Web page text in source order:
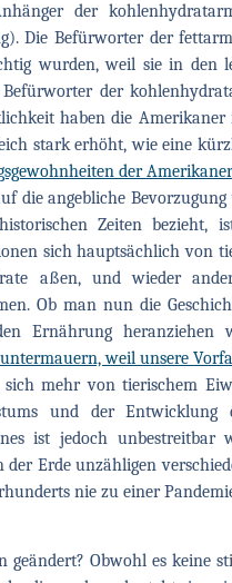
der
Die Befürworter der
wurden, weil sie in den
Befürworter der
haben die
stark erhöht, wie eine
der
die angebliche
Zeiten bezieht,
sich hauptsächlich von
aßen, und wieder
Ob man nun die
Ernährung
weil unsere
mehr von tierischem
und der
ist jedoch unbestreitbar
Erde unzähligen
nie zu einer
geändert? Obwohl es keine